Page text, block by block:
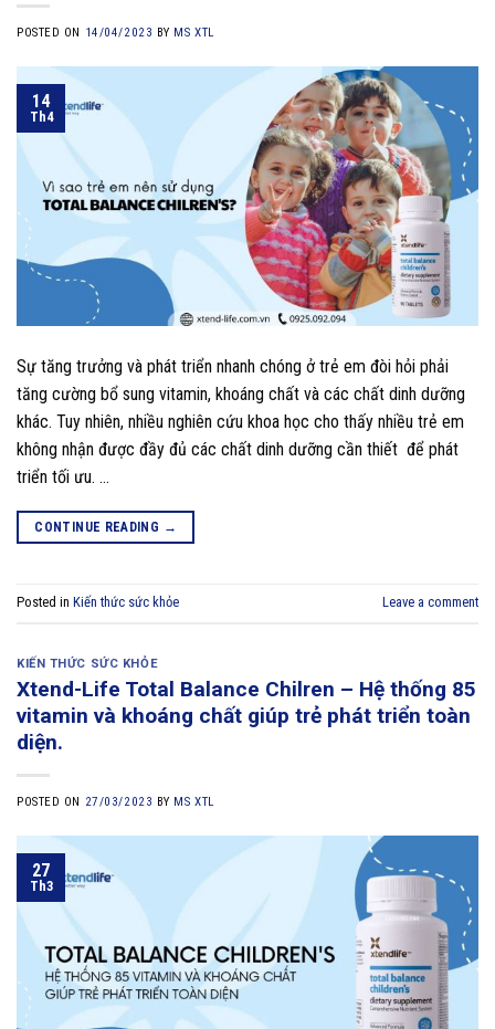
POSTED ON 14/04/2023 BY MS XTL
14
Th4
Sự tăng trưởng và phát triển nhanh chóng ở trẻ em đòi hỏi phải
tăng cường bổ sung vitamin, khoáng chất và các chất dinh dưỡng
khác. Tuy nhiên, nhiều nghiên cứu khoa học cho thấy nhiều trẻ em
không nhận được đầy đủ các chất dinh dưỡng cần thiết để phát
triển tối ưu. …
CONTINUE READING →
Posted in Kiến thức sức khỏe Leave a comment
KIẾN THỨC SỨC KHỎE
Xtend-Life Total Balance Chilren – Hệ thống 85
vitamin và khoáng chất giúp trẻ phát triển toàn
diện.
POSTED ON 27/03/2023 BY MS XTL
27
Th3